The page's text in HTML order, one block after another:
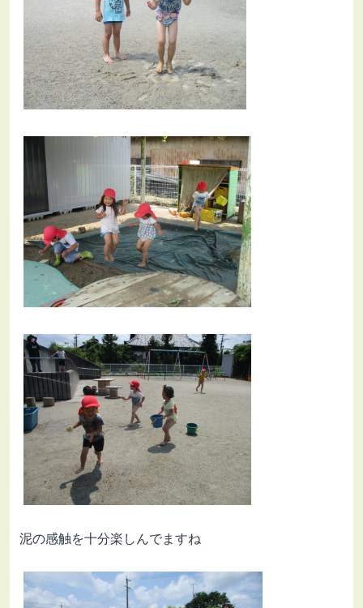
泥の感触を十分楽しんでますね